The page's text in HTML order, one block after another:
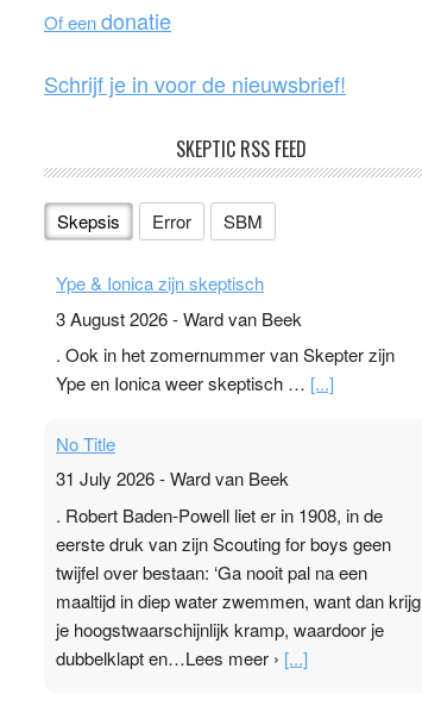
k
Of eendonatie
Schrijf je in voor de nieuwsbrief!
SKEPTIC RSS FEED
Skepsis Error SBM
Ype & Ionica zijn skeptisch
3 August 2026-Ward van Beek
. Ook in het zomernummer van Skepter zijn
Ype en Ionica weer skeptisch … [...]
No Title
31 July 2026-Ward van Beek
. Robert Baden-Powell liet er in 1908, in de
eerste druk van zijn Scouting for boys geen
twijfel over bestaan: ‘Ga nooit pal na een
maaltijd in diep water zwemmen, want dan krijg
je hoogstwaarschijnlijk kramp, waardoor je
dubbelklapt en…Lees meer › [...]